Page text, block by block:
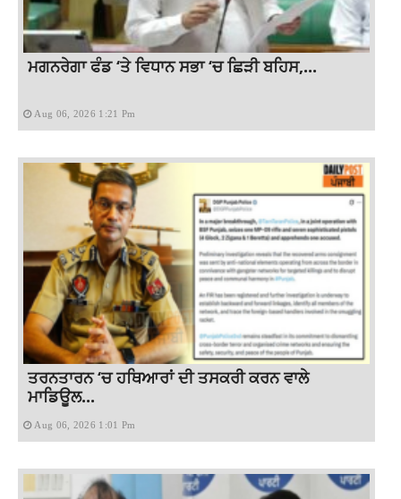
ਮਗਨਰੇਗਾ ਫੰਡ ‘ਤੇ ਵਿਧਾਨ ਸਭਾ ‘ਚ ਛਿੜੀ ਬਹਿਸ,...
Aug 06, 2026 1:21 Pm
ਤਰਨਤਾਰਨ ‘ਚ ਹਥਿਆਰਾਂ ਦੀ ਤਸਕਰੀ ਕਰਨ ਵਾਲੇ
ਮਾਡਿਊਲ...
Aug 06, 2026 1:01 Pm